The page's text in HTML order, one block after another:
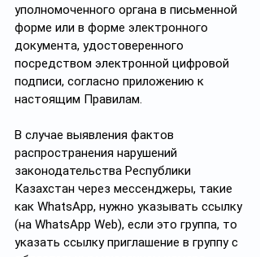
уполномоченного органа в письменной
форме или в форме электронного
документа, удостоверенного
посредством электронной цифровой
подписи, согласно приложению к
настоящим Правилам.
В случае выявления фактов
распространения нарушений
законодательства Республики
Казахстан через мессенджеры, такие
как WhatsApp, нужно указывать ссылку
(на WhatsApp Web), если это группа, то
указать ссылку приглашение в группу с